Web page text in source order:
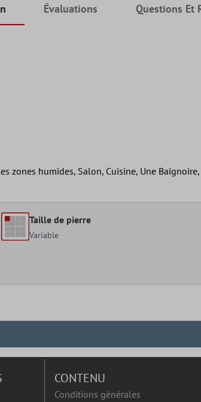
Évaluations Questions Et
zones humides, Salon, Cuisine, Une
Taille de pierre
Variable
CONTENU
Conditions générales